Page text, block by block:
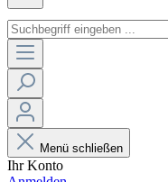
Menü schließen
Ihr Konto